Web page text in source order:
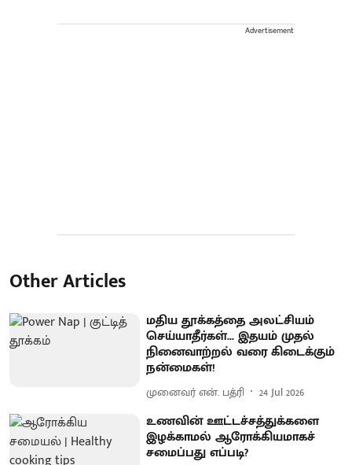
Advertisement
Other Articles
மதிய தூக்கத்தை அலட்சியம்
செய்யாதீர்கள்... இதயம் முதல்
நினைவாற்றல் வரை கிடைக்கும்
நன்மைகள்!
முனைவர் என். பத்ரி 24 Jul 2026
உணவின் ஊட்டச்சத்துக்களை
இழக்காமல் ஆரோக்கியமாகச்
சமைப்பது எப்படி?